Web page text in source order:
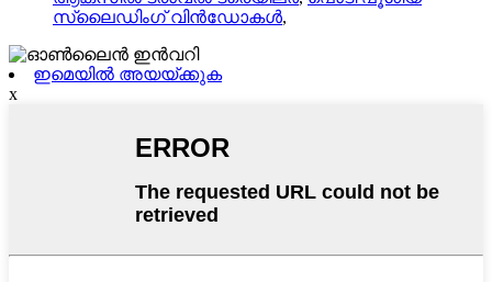
സ്ലൈഡിംഗ് വിൻഡോകൾ,
ഇമെയിൽ അയയ്ക്കുക
x